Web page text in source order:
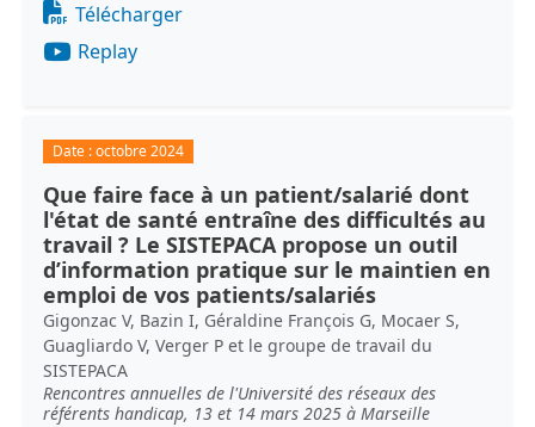
Document
Télécharger
Replay
Date :octobre 2024
Que faire face à un patient/salarié dont
l'état de santé entraîne des difficultés au
travail ? Le SISTEPACA propose un outil
d’information pratique sur le maintien en
emploi de vos patients/salariés
Gigonzac V, Bazin I, Géraldine François G, Mocaer S,
Guagliardo V, Verger P et le groupe de travail du
SISTEPACA
Rencontres annuelles de l'Université des réseaux des
référents handicap, 13 et 14 mars 2025 à Marseille